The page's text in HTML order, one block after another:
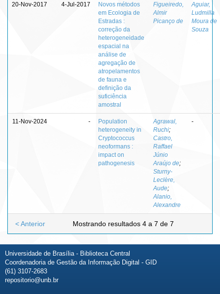
20-Nov-2017 4-Jul-2017
Novos métodos
em Ecologia de
Estradas :
correção da
heterogeneidade
espacial na
análise de
agregação de
atropelamentos
de fauna e
definição da
suficiência
amostral
Figueiredo,
Almir
Picanço de
Aguiar,
Ludmilla
Moura de
Souza
11-Nov-2024 -
Population
heterogeneity in
Cryptococcus
neoformans :
impact on
pathogenesis
Agrawal,
Ruchi;
Castro,
Raffael
Júnio
Araújo de;
Sturny-
Leclère,
Aude;
Alanio,
Alexandre
-
Mostrando resultados 4 a 7 de 7
< Anterior
Universidade de Brasília - Biblioteca Central
Coordenadoria de Gestão da Informação Digital - GID
(61) 3107-2683
repositorio@unb.br